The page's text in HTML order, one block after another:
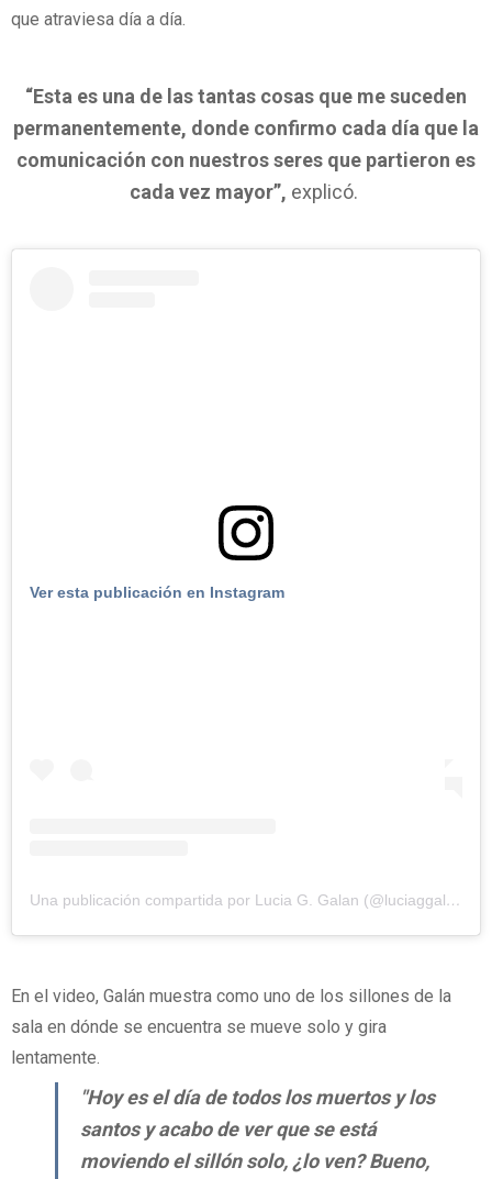
que atraviesa día a día.
“Esta es una de las tantas cosas que me suceden
permanentemente, donde confirmo cada día que la
comunicación con nuestros seres que partieron es
cada vez mayor”, explicó.
Ver esta publicación en Instagram
Una publicación compartida por Lucia G. Galan (@luciaggalan)
En el video, Galán muestra como uno de los sillones de la
sala en dónde se encuentra se mueve solo y gira
lentamente.
"Hoy es el día de todos los muertos y los
santos y acabo de ver que se está
moviendo el sillón solo, ¿lo ven? Bueno,